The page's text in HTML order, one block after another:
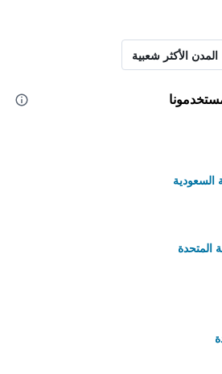
المدن الأكثر شعبية
السعودية
المتحدة